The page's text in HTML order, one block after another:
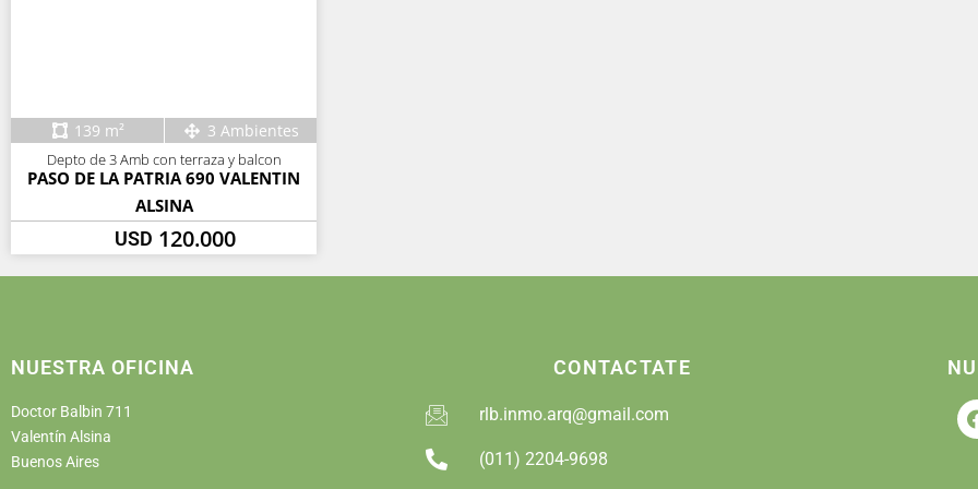
139 m² 3 Ambientes
Depto de 3 Amb con terraza y balcon
PASO DE LA PATRIA 690 VALENTIN
ALSINA
USD 120.000
NUESTRA OFICINA
Doctor Balbin 711
Valentín Alsina
Buenos Aires
CONTACTATE
rlb.inmo.arq@gmail.com
(011) 2204-9698